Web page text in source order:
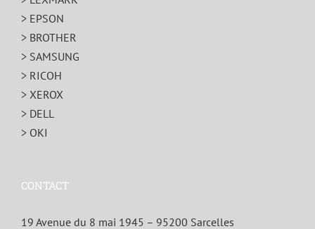
> EPSON
> BROTHER
> SAMSUNG
> RICOH
> XEROX
> DELL
> OKI
CONTACT
19 Avenue du 8 mai 1945 – 95200 Sarcelles